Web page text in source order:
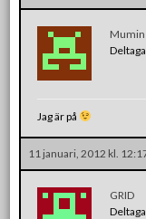
Mumin
Jag är på
11 januari, 2012 kl.
GRID